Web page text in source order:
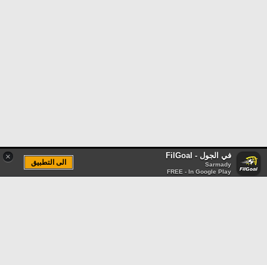
× في الجول - FilGoal
Sarmady
FREE - In Google Play
الى التطبيق